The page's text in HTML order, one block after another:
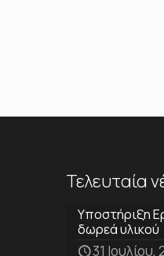
Τελευταία
Υποστήριξη
δωρεά υλικού
31 Ιουλίου,